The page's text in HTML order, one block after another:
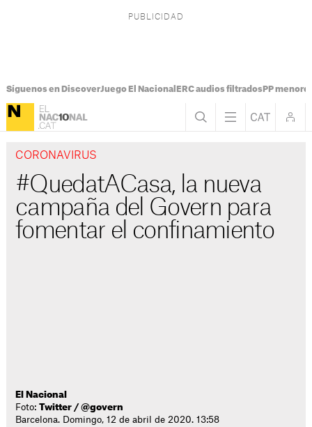
Síguenos en DiscoverJuego El Nacional ERC audios filtradosPP
CORONAVIRUS
#QuedatACasa, la nueva
campaña del Govern para
fomentar el confinamiento
El Nacional
Foto:Twitter / @govern
Barcelona. Domingo, 12 de abril de 2020. 13:58